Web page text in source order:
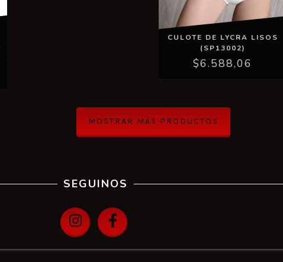
CULOTE DE LYCRA LISOS
(SP13002)
$6.588,06
MOSTRAR MÁS PRODUCTOS
SEGUINOS